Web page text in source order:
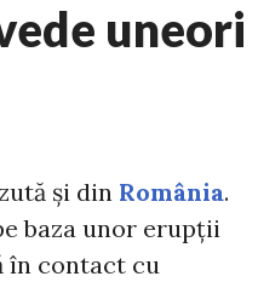
uneori
și din România.
baza unor erupții
în contact cu